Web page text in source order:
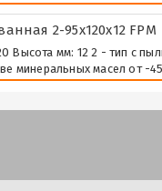
2-95х120х12 FPM
Высота мм: 12 2 - тип с
минеральных масел от -